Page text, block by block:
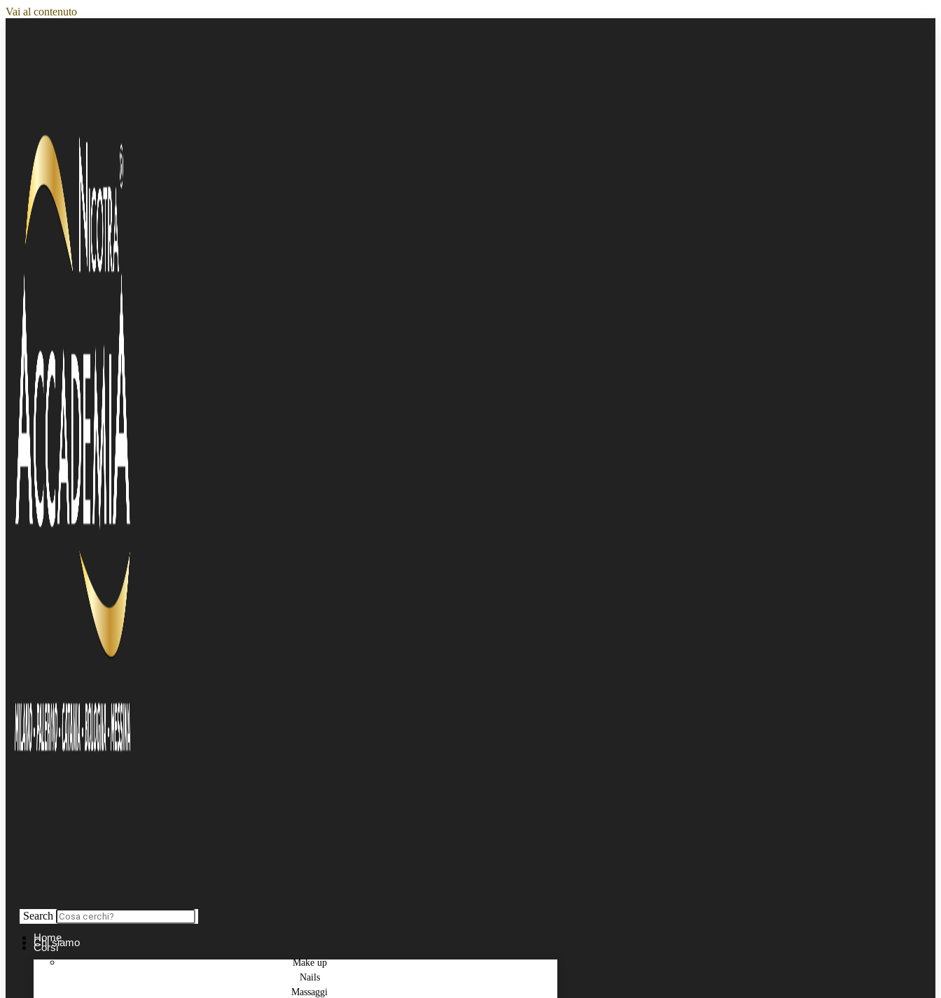
Vai al contenuto
Search
Home
Chi siamo
Corsi
Make up
Nails
Massaggi